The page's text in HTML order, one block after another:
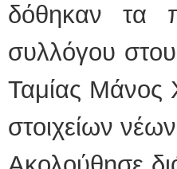
δόθηκαν τα
συλλόγου
Ταμίας Μάνος
στοιχείων